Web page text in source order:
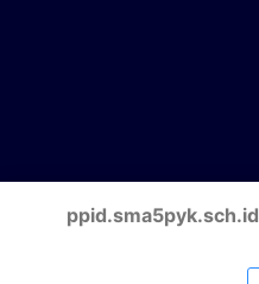
ppid.sma5pyk.sch.id